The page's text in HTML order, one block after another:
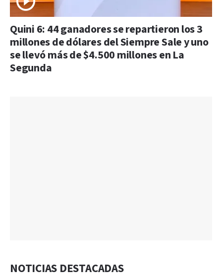
Quini 6: 44 ganadores se repartieron los 3
millones de dólares del Siempre Sale y uno
se llevó más de $4.500 millones en La
Segunda
NOTICIAS DESTACADAS